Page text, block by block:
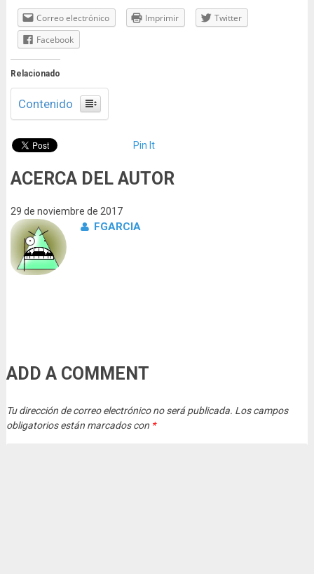
Correo electrónico Imprimir
Twitter
Facebook
Relacionado
Contenido
Pin It
ACERCA DEL AUTOR
29 de noviembre de 2017
FGARCIA
ADD A COMMENT
Tu dirección de correo electrónico no será publicada. Los campos
obligatorios están marcados con *